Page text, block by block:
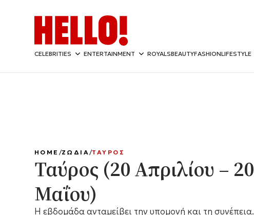
CELEBRITIES ENTERTAINMENT ROYALSBEAUTYFASHIONLIFESTYLE
HOME ΖΩΔΙΑ ΤΑΥΡΟΣ
Ταύρος (20 Απριλίου – 20
Μαΐου)
Η εβδομάδα ανταμείβει την υπομονή και τη συνέπεια.